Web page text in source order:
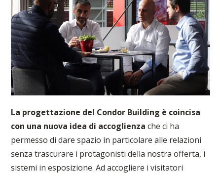
La progettazione del Condor Building è coincisa
con una nuova idea di accoglienza che ci ha
permesso di dare spazio in particolare alle relazioni
senza trascurare i protagonisti della nostra offerta, i
sistemi in esposizione. Ad accogliere i visitatori